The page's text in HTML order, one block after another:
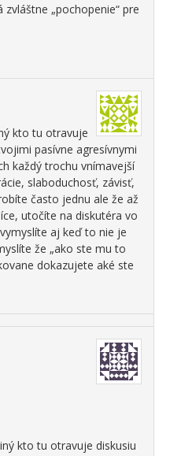
zvláštne „pochopenie“ pre
kto tu otravuje
pasívne agresívnymi
každý trochu vnímavejší
slaboduchosť, závisť,
často jednu ale že až
utočíte na diskutéra vo
aj keď to nie je
že „ako ste mu to
dokazujete aké ste
kto tu otravuje diskusiu